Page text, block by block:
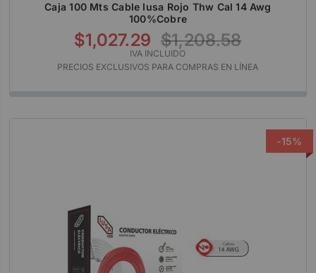
Caja 100 Mts Cable Iusa Rojo Thw Cal 14 Awg
100%cobre
$1,027.29 $1,208.58
IVA INCLUIDO
PRECIOS EXCLUSIVOS PARA COMPRAS EN LÍNEA
-15%